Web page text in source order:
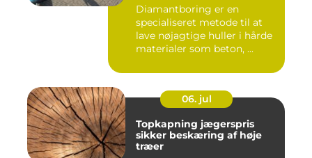
Diamantboring er en
specialiseret metode til at
lave nøjagtige huller i hårde
materialer som beton, ...
06. jul
Topkapning jægerspris
sikker beskæring af høje
træer